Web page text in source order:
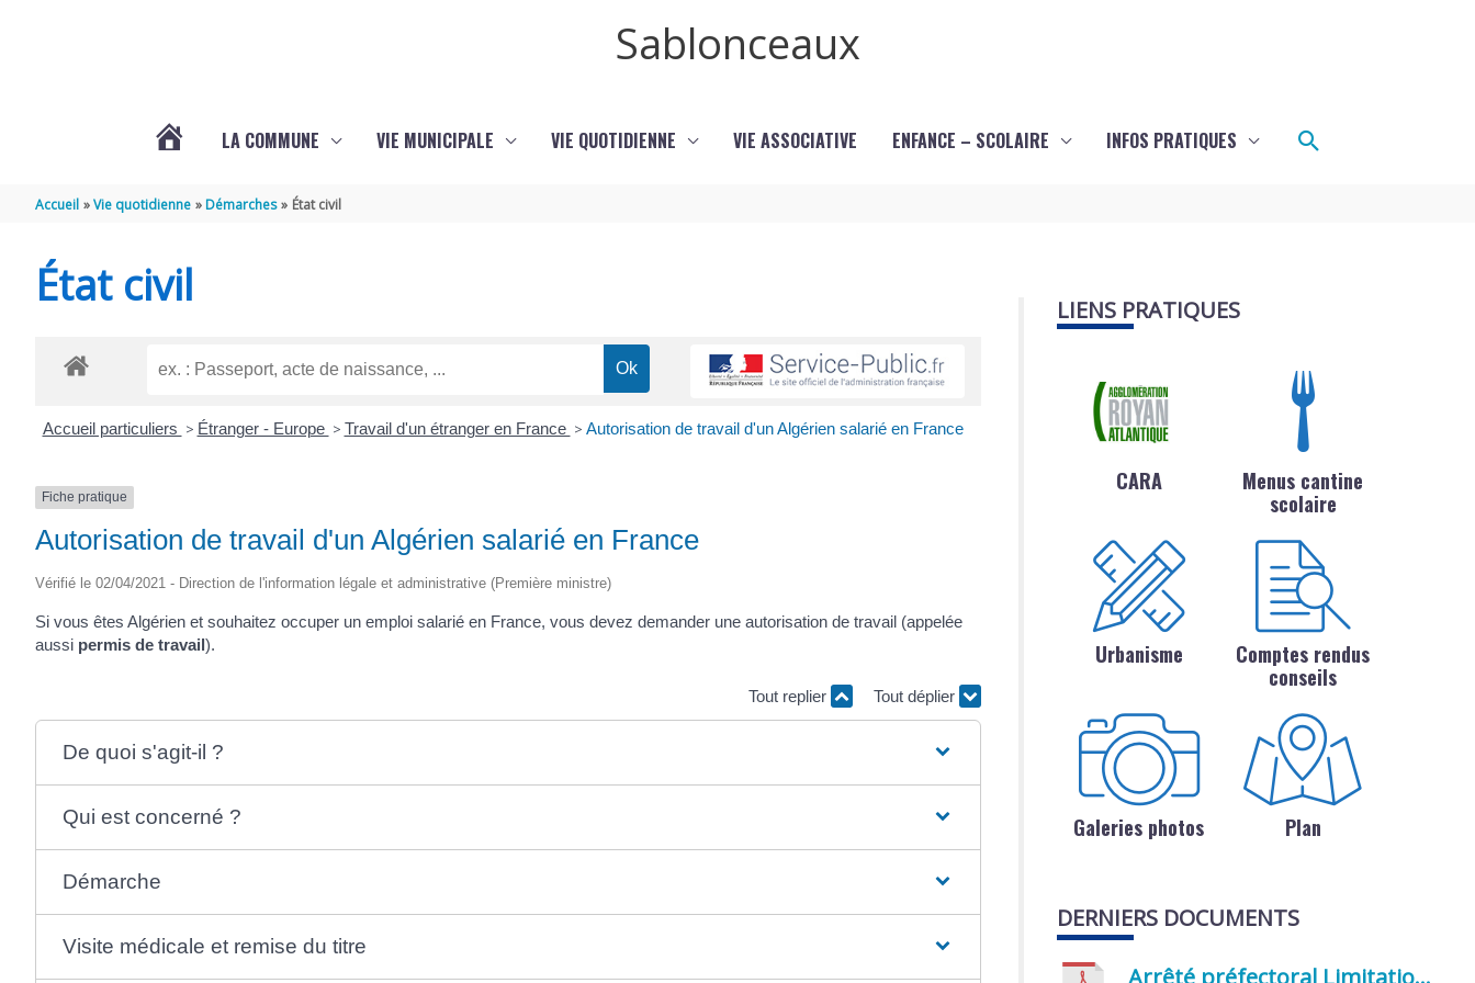
Sablonceaux
LA COMMUNE VIE MUNICIPALE VIE QUOTIDIENNE VIE ASSOCIATIVE ENFANCE – SCOLAIRE INFOS PRATIQUES Rechercher
Accueil Vie quotidienne Démarches État civil
État civil
Accueil particuliers > Étranger - Europe > Travail d'un étranger en France > Autorisation de travail d'un Algérien salarié en France
Fiche pratique
Autorisation de travail d'un Algérien salarié en France
Vérifié le 02/04/2021 - Direction de l'information légale et administrative (Première ministre)
Si vous êtes Algérien et souhaitez occuper un emploi salarié en France, vous devez demander une autorisation de travail (appelée
aussi permis de travail).
Tout replier Tout déplier
De quoi s'agit-il ?
Qui est concerné ?
Démarche
Visite médicale et remise du titre
LIENS PRATIQUES
CARA
Menus cantine
scolaire
Urbanisme
Comptes rendus
conseils
Galeries photos Plan
DERNIERS DOCUMENTS
Arrêté préfectoral Limitation provisoire des usages de l’eau